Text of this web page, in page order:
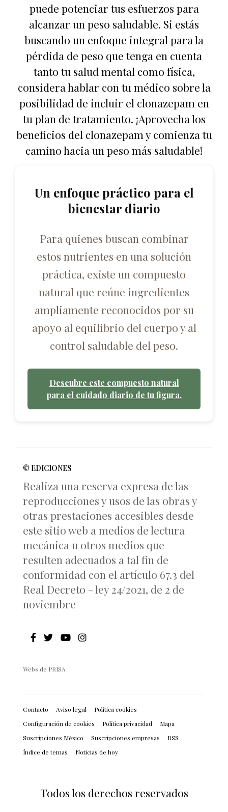
puede potenciar tus esfuerzos para
alcanzar un peso saludable. Si estás
buscando un enfoque integral para la
pérdida de peso que tenga en cuenta
tanto tu salud mental como física,
considera hablar con tu médico sobre la
posibilidad de incluir el clonazepam en
tu plan de tratamiento. ¡Aprovecha los
beneficios del clonazepam y comienza tu
camino hacia un peso más saludable!
Un enfoque práctico para el
bienestar diario
Para quienes buscan combinar
estos nutrientes en una solución
práctica, existe un compuesto
natural que reúne ingredientes
ampliamente reconocidos por su
apoyo al equilibrio del cuerpo y al
control saludable del peso.
Descubre este compuesto natural
para el cuidado diario de tu figura.
© EDICIONES
Realiza una reserva expresa de las
reproducciones y usos de las obras y
otras prestaciones accesibles desde
este sitio web a medios de lectura
mecánica u otros medios que
resulten adecuados a tal fin de
conformidad con el artículo 67.3 del
Real Decreto - ley 24/2021, de 2 de
noviembre
Webs de PRISA
Contacto Aviso legal
Política cookies
Configuración de cookies
Política privacidad
Mapa
Suscripciones México
Suscripciones empresas
RSS
Índice de temas
Noticias de hoy
Todos los derechos reservados